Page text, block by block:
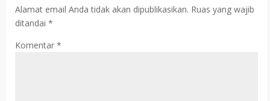
Alamat email Anda tidak akan dipublikasikan. Ruas yang wajib
ditandai *
Komentar *